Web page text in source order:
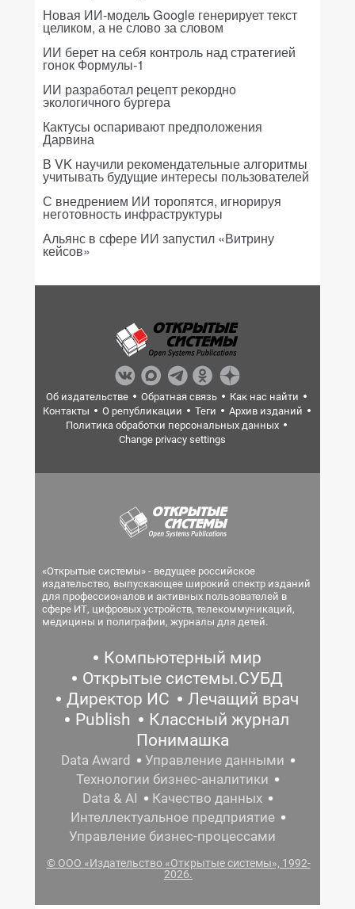
Новая ИИ-модель Google генерирует текст
целиком, а не слово за словом
ИИ берет на себя контроль над стратегией
гонок Формулы-1
ИИ разработал рецепт рекордно
экологичного бургера
Кактусы оспаривают предположения
Дарвина
В VK научили рекомендательные алгоритмы
учитывать будущие интересы пользователей
С внедрением ИИ торопятся, игнорируя
неготовность инфраструктуры
Альянс в сфере ИИ запустил «Витрину
кейсов»
Об издательстве Обратная связь
Как нас найти
Контакты
О републикации Теги
Архив изданий
Политика обработки персональных данных
Change privacy settings
«Открытые системы» - ведущее российское
издательство, выпускающее широкий спектр изданий
для профессионалов и активных пользователей в
сфере ИТ, цифровых устройств, телекоммуникаций,
медицины и полиграфии, журналы для детей.
Компьютерный мир
Открытые системы.СУБД
Директор ИС
Лечащий врач
Publish
Классный журнал
Понимашка
Data Award
Управление данными
Технологии бизнес-аналитики
Data & AI
Качество данных
Интеллектуальное предприятие
Управление бизнес-процессами
© ООО «Издательство «Открытые системы», 1992-
2026.